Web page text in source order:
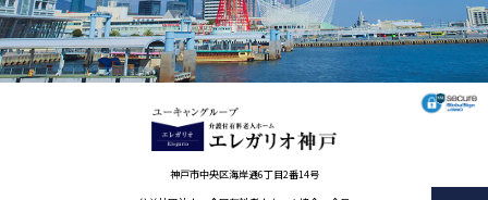
神戸市中央区海岸通6丁目2番14号